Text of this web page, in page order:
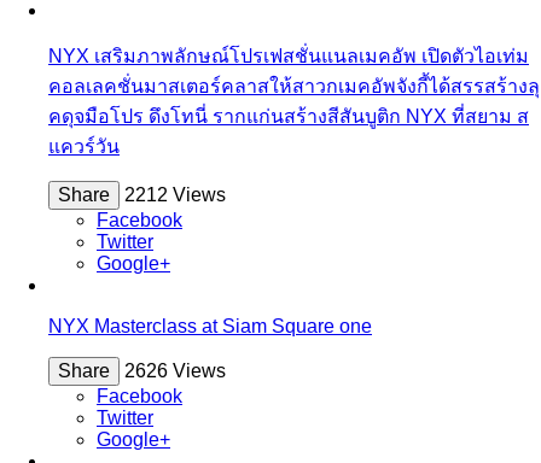
NYX เสริมภาพลักษณ์โปรเฟสชั่นแนลเมคอัพ เปิดตัวไอเท่ม
คอลเลคชั่นมาสเตอร์คลาสให้สาวกเมคอัพจังกี้ได้สรรสร้างลุ
คดุจมือโปร ดึงโทนี่ รากแก่นสร้างสีสันบูติก NYX ที่สยาม ส
แควร์วัน
Share
2212 Views
Facebook
Twitter
Google+
NYX Masterclass at Siam Square one
Share
2626 Views
Facebook
Twitter
Google+